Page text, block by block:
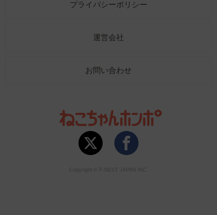
プライバシーポリシー
運営会社
お問い合わせ
Copyright © P-NEST JAPAN INC.